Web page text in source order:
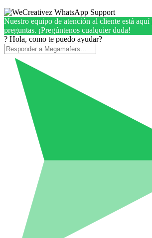
Nuestro equipo de atención al cliente está aquí
preguntas. ¡Pregúntenos cualquier duda!
? Hola, como te puedo ayudar?